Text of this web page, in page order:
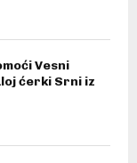
Vesni
ćerki Srni iz